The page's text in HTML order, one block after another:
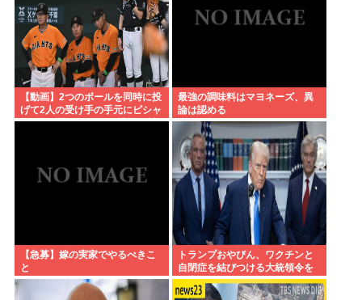
【動画】2つのボールを同時に投
げて2人の受け手の手元にピシャ
リと投げ込むバントの神様・川
最強の調味料はマヨネーズ、異
論は認める
【急募】嫁の実家でやるべきこ
と
トランプおやびん、ワクチンと
自閉症を結びつける大統領令を
発表へ、